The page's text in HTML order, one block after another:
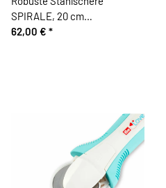
SPIRALE, 20 cm
Schneiderschere, Kretzer
62,00 € *